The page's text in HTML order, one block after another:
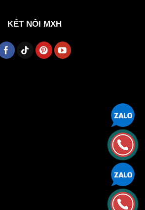
KẾT NỐI MXH